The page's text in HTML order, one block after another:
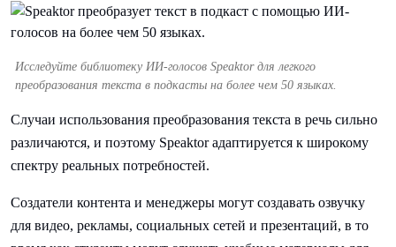
Исследуйте библиотеку ИИ-голосов Speaktor для легкого
преобразования текста в подкасты на более чем 50 языках.
Случаи использования преобразования текста в речь сильно
различаются, и поэтому Speaktor адаптируется к широкому
спектру реальных потребностей.
Создатели контента и менеджеры могут создавать озвучку
для видео, рекламы, социальных сетей и презентаций, в то